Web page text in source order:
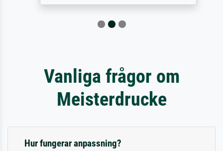
Vanliga frågor om
Meisterdrucke
Hur fungerar anpassning?